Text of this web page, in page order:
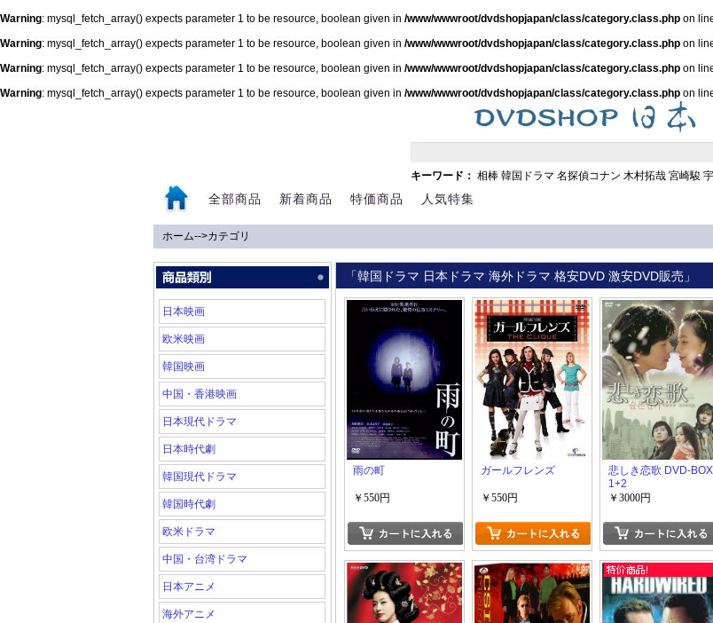
Warning: mysql_fetch_array() expects parameter 1 to be resource, boolean given in /www/wwwroot/dvdshopjapan/class/category.class.php on
Warning: mysql_fetch_array() expects parameter 1 to be resource, boolean given in /www/wwwroot/dvdshopjapan/class/category.class.php on
Warning: mysql_fetch_array() expects parameter 1 to be resource, boolean given in /www/wwwroot/dvdshopjapan/class/category.class.php on
Warning: mysql_fetch_array() expects parameter 1 to be resource, boolean given in /www/wwwroot/dvdshopjapan/class/category.class.php on
キーワード： 相棒 韓国ドラマ 名探偵コナン 木村拓哉 宮崎駿
全部商品 新着商品 特価商品 人気特集
ホーム-->カテゴリ
日本映画
欧米映画
韓国映画
中国・香港映画
日本現代ドラマ
日本時代劇
韓国現代ドラマ
韓国時代劇
欧米ドラマ
中国・台湾ドラマ
日本アニメ
海外アニメ
「韓国ドラマ 日本ドラマ 海外ドラマ 格安DVD 激安DVD販売」
雨の町
￥550円
ガールフレンズ
￥550円
悲しき恋歌 DVD-BOX
1+2
￥3000円